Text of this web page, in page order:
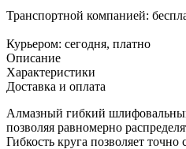
Транспортной компанией:
Курьером: сегодня, платно
Описание
Характеристики
Доставка и оплата
Алмазный гибкий
позволяя равномерно
Гибкость круга позволяет